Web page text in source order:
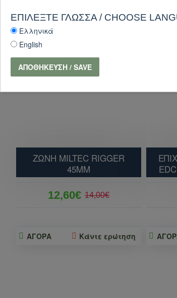
ΖΩΝΗ MILTEC RIGGER
45MM
12,60€ 14,00€
ΑΓΟΡΑ Κάντε ερώτηση
ΕΠΙΛΈΞΤΕ ΓΛΏΣΣΑ / CHOOSE
Ελληνικά
English
ΑΠΟΘΉΚΕΥΣΗ / SAVE